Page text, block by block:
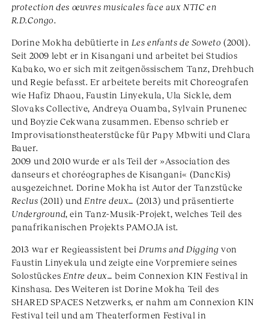
protection des œuvres musicales face aux NTIC en
R.D.Congo.
Dorine Mokha debütierte in Les enfants de Soweto (2001).
Seit 2009 lebt er in Kisangani und arbeitet bei Studios
Kabako, wo er sich mit zeitgenössischem Tanz, Drehbuch
und Regie befasst. Er arbeitete bereits mit Choreografen
wie Hafiz Dhaou, Faustin Linyekula, Ula Sickle, dem
Slovaks Collective, Andreya Ouamba, Sylvain Prunenec
und Boyzie Cekwana zusammen. Ebenso schrieb er
Improvisationstheaterstücke für Papy Mbwiti und Clara
Bauer.
2009 und 2010 wurde er als Teil der »Association des
danseurs et choréographes de Kisangani« (DancKis)
ausgezeichnet. Dorine Mokha ist Autor der Tanzstücke
Reclus (2011) und Entre deux… (2013) und präsentierte
Underground, ein Tanz-Musik-Projekt, welches Teil des
panafrikanischen Projekts PAMOJA ist.
2013 war er Regieassistent bei Drums and Digging von
Faustin Linyekula und zeigte eine Vorpremiere seines
Solostückes Entre deux… beim Connexion KIN Festival in
Kinshasa. Des Weiteren ist Dorine Mokha Teil des
SHARED SPACES Netzwerks, er nahm am Connexion KIN
Festival teil und am Theaterformen Festival in